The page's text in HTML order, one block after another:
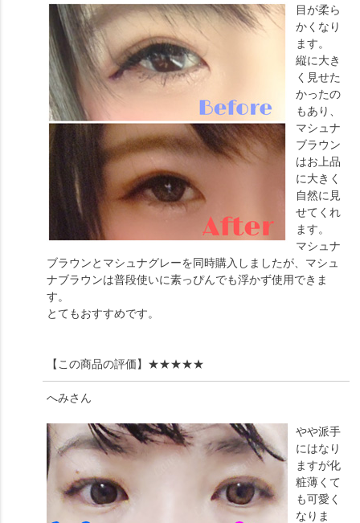
目が柔ら
かくなり
ます。
縦に大き
く見せた
かったの
もあり、
マシュナ
ブラウン
はお上品
に大きく
自然に見
せてくれ
ます。
マシュナ
ブラウンとマシュナグレーを同時購入しましたが、マシュ
ナブラウンは普段使いに素っぴんでも浮かず使用できま
す。
とてもおすすめです。
【この商品の評価】 ★★★★★
へみさん
やや派手
にはなり
ますが化
粧薄くて
も可愛く
なりま